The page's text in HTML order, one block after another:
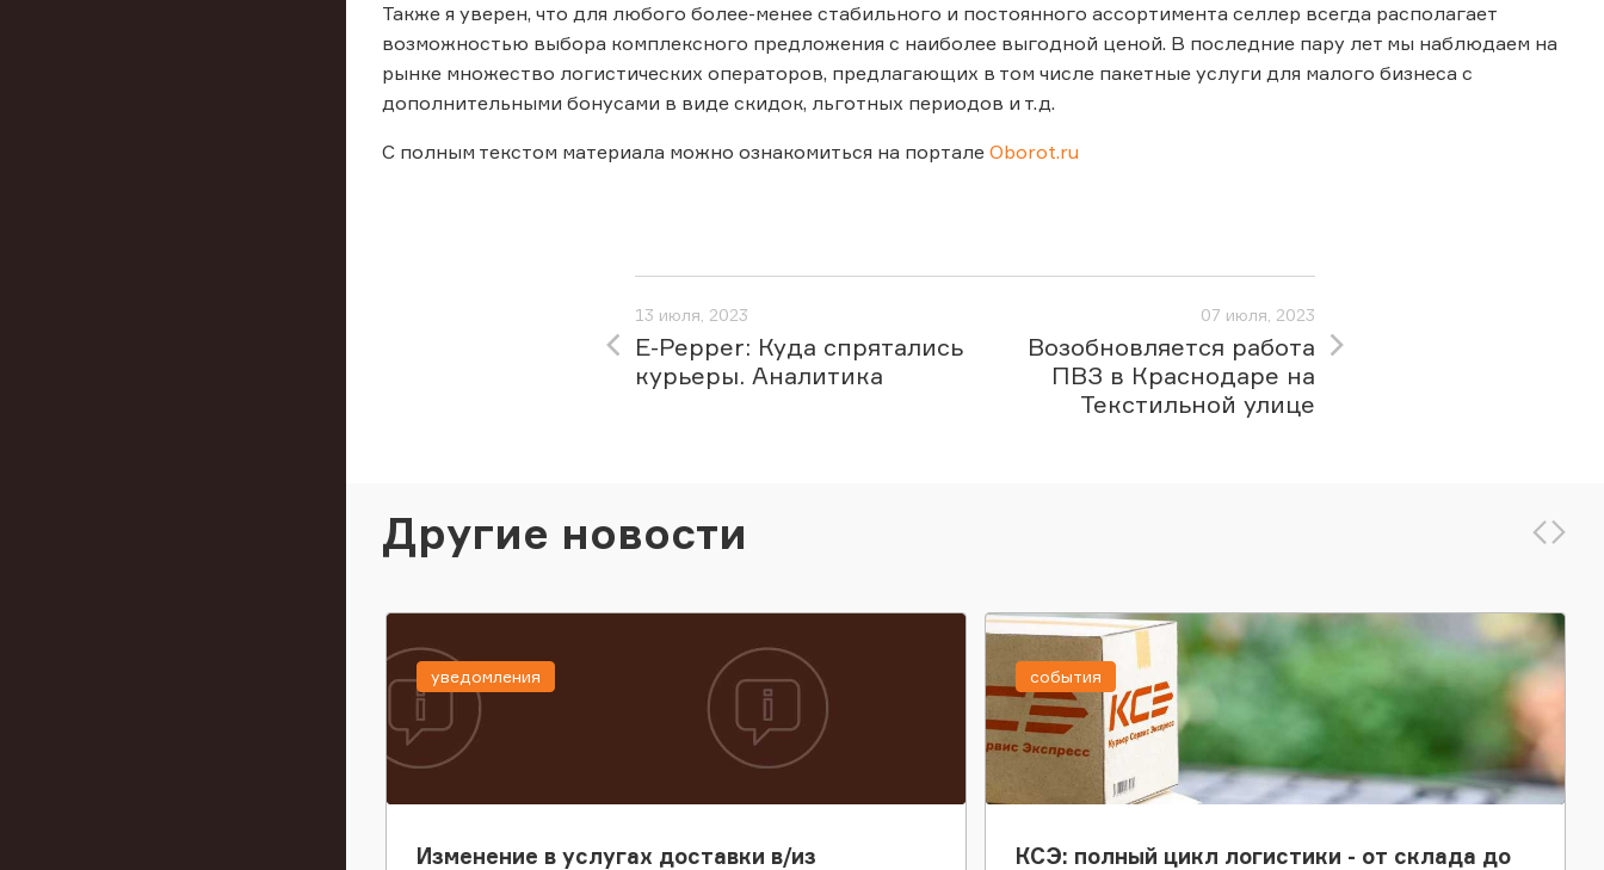
Также я уверен, что для любого более-менее стабильного и постоянного ассортимента селлер всегда располагает
возможностью выбора комплексного предложения с наиболее выгодной ценой. В последние пару лет мы наблюдаем на
рынке множество логистических операторов, предлагающих в том числе пакетные услуги для малого бизнеса с
дополнительными бонусами в виде скидок, льготных периодов и т.д.
С полным текстом материала можно ознакомиться на портале Oborot.ru
13 июля, 2023
E-Pepper: Куда спрятались
курьеры. Аналитика
07 июля, 2023
Возобновляется работа
ПВЗ в Краснодаре на
Текстильной улице
Другие новости
Изменение в услугах доставки в/из
уведомления
КСЭ: полный цикл логистики - от склада до
события